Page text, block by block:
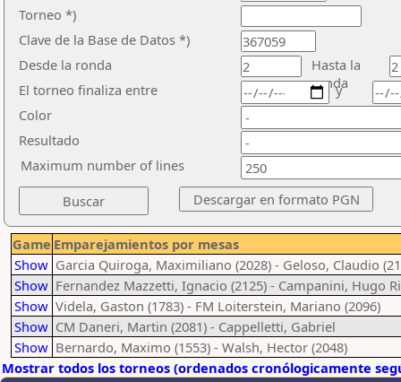
Torneo *)
Clave de la Base de Datos *)
Desde la ronda
Hasta la
ronda
El torneo finaliza entre
Color
Resultado
y
Maximum number of lines
Game Emparejamientos por mesas
Show Garcia Quiroga, Maximiliano (2028) - Geloso, Claudio
Show Fernandez Mazzetti, Ignacio (2125) - Campanini, Hugo
Show Videla, Gaston (1783) - FM Loiterstein, Mariano (2096)
Show CM Daneri, Martin (2081) - Cappelletti, Gabriel
Show Bernardo, Maximo (1553) - Walsh, Hector (2048)
Mostrar todos los torneos (ordenados cronólogicamente